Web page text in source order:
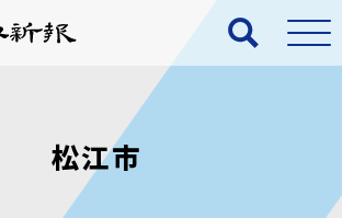
松江市